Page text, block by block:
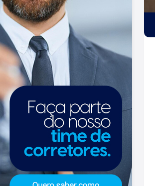
funcionários e parceiros de
e ao longo da nossa
já administramos mais de
e realizamos mais de
de imóveis. Temos o
de cadastros de
de Ribeirão Preto e região com
20.000 opções, em todos os
cidade, para todos os
e para todos os gostos de
clientes. Se você deseja
alugar ou negociar seu próprio
nós somos a imobiliária certa,
para a Lago o que vale é o
portanto, venha tomar